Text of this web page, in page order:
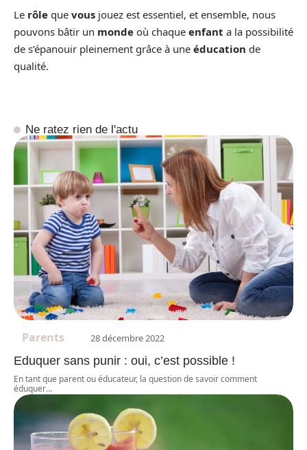
Le rôle que vous jouez est essentiel, et ensemble, nous
pouvons bâtir un monde où chaque enfant a la possibilité
de s’épanouir pleinement grâce à une éducation de
qualité.
Ne ratez rien de l'actu
Parents 28 décembre 2022
Eduquer sans punir : oui, c’est possible !
En tant que parent ou éducateur, la question de savoir comment
éduquer…